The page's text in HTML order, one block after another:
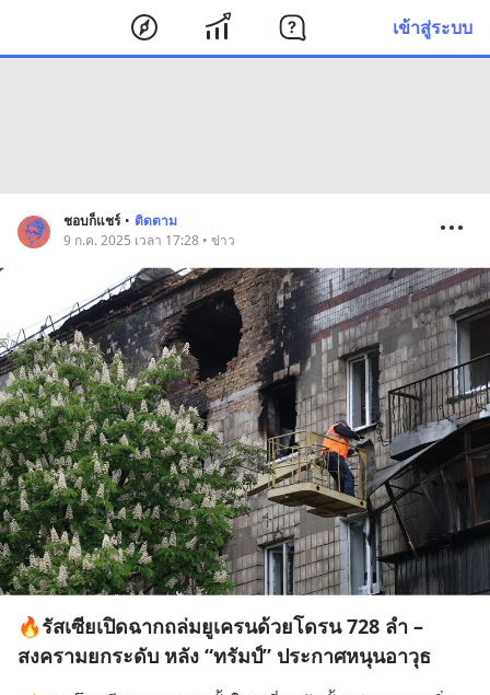
เข้าสู่ระบบ
ชอบก็แชร์ • ติดตาม
9 ก.ค. 2025 เวลา 17:28 • ข่าว
🔥รัสเซียเปิดฉากถล่มยูเครนด้วยโดรน 728 ลำ –
สงครามยกระดับ หลัง “ทรัมป์” ประกาศหนุนอาวุธ